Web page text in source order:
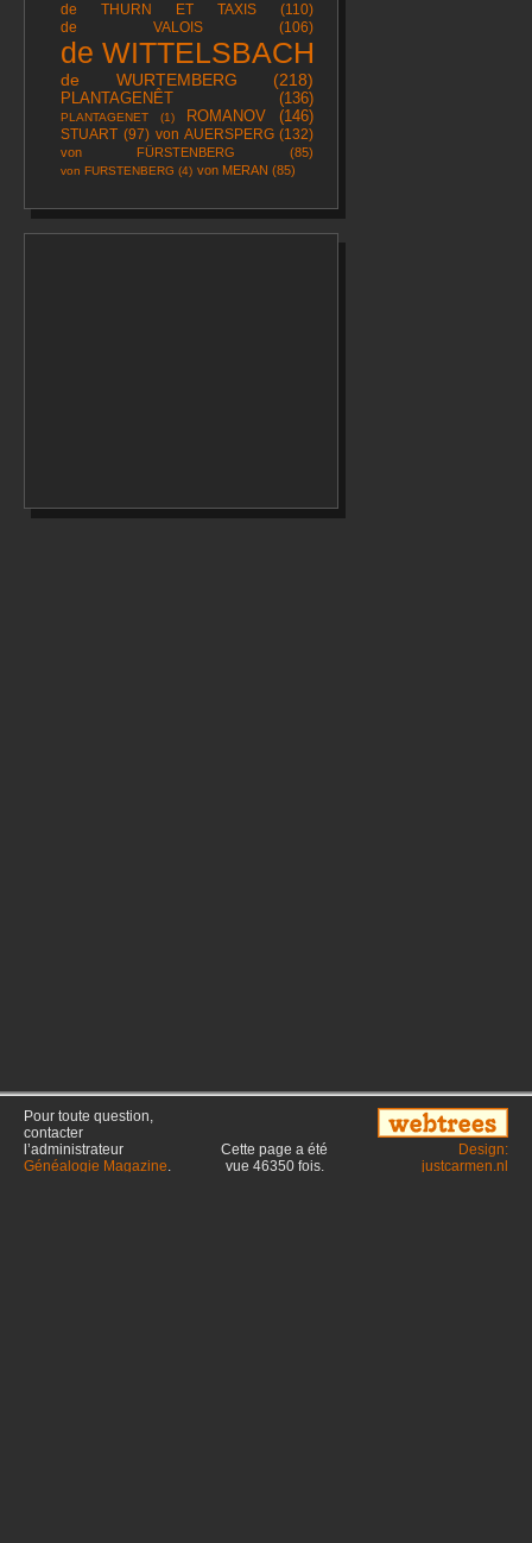
de THURN ET TAXIS (110)
de VALOIS (106)
de WITTELSBACH
de WURTEMBERG (218)
PLANTAGENÊT (136)
PLANTAGENET (1) ROMANOV (146)
STUART (97) von AUERSPERG(132)
von FÜRSTENBERG (85)
von FURSTENBERG (4) von MERAN (85)
Pour toute question,
contacter
l’administrateur
Généalogie Magazine.
Cette page a été
vue 46350fois.
Design:
justcarmen.nl